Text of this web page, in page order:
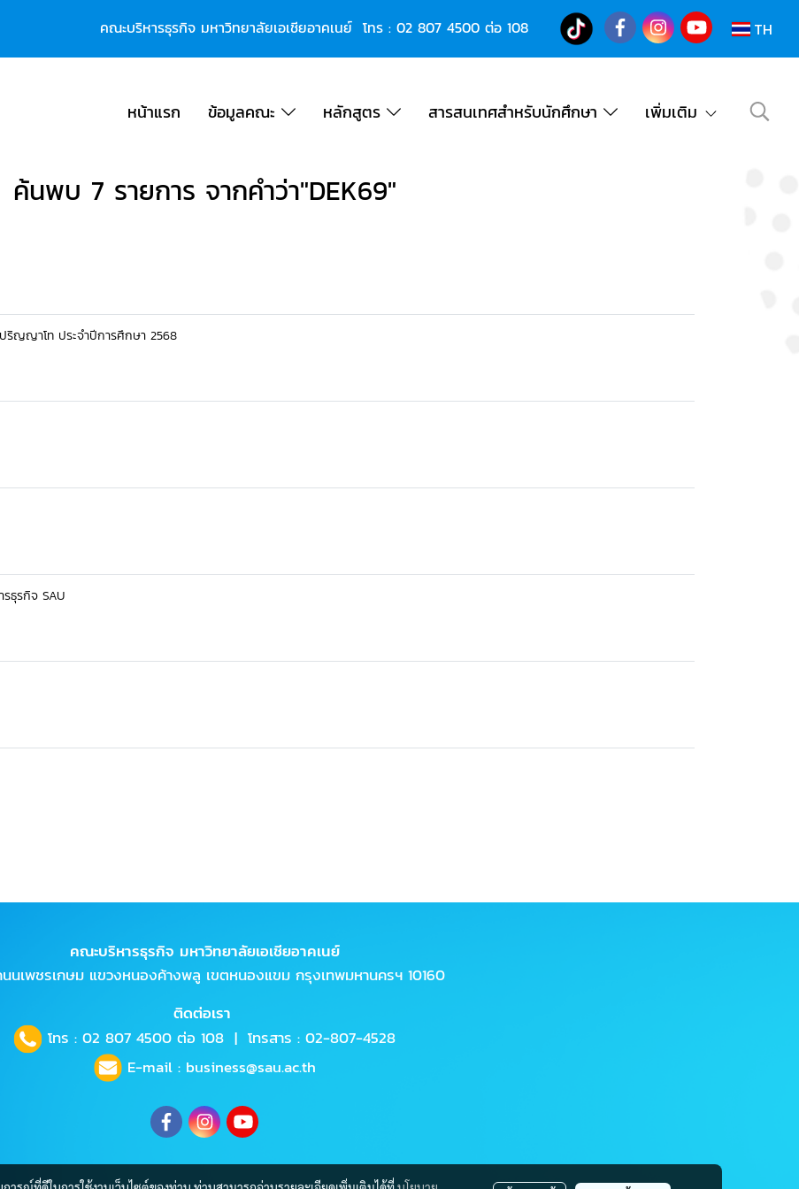
คณะบริหารธุรกิจ มหาวิทยาลัยเอเชียอาคเนย์ โทร : 02 807 4500ต่อ 108 TH
หน้าแรก ข้อมูลคณะ หลักสูตร สารสนเทศสำหรับนักศึกษา เพิ่มเติม
ค้นพบ 7 รายการ จากคำว่า"DEK69"
ญญาโท ประจำปีการศึกษา 2568
ธุรกิจ SAU
คณะบริหารธุรกิจ มหาวิทยาลัยเอเชียอาคเนย์
นนเพชรเกษม แขวงหนองค้างพลู เขตหนองแขม กรุงเทพมหานครฯ 10160
ติดต่อเรา
โทร : 02 807 4500 ต่อ 108 | โทรสาร : 02-807-4528
E-mail : business@sau.ac.th